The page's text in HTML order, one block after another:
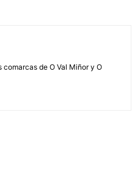
comarcas de O Val Miñor y O